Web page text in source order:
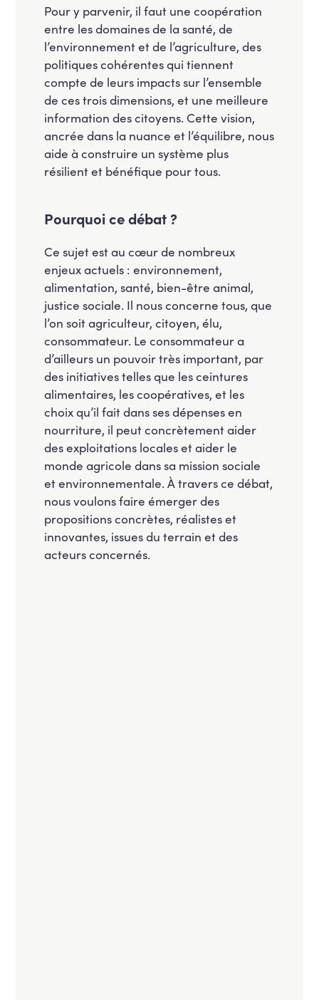
Pour y parvenir, il faut une coopération
entre les domaines de la santé, de
l’environnement et de l’agriculture, des
politiques cohérentes qui tiennent
compte de leurs impacts sur l’ensemble
de ces trois dimensions, et une meilleure
information des citoyens. Cette vision,
ancrée dans la nuance et l’équilibre, nous
aide à construire un système plus
résilient et bénéfique pour tous.
Pourquoi ce débat ?
Ce sujet est au cœur de nombreux
enjeux actuels : environnement,
alimentation, santé, bien-être animal,
justice sociale. Il nous concerne tous, que
l’on soit agriculteur, citoyen, élu,
consommateur. Le consommateur a
d’ailleurs un pouvoir très important, par
des initiatives telles que les ceintures
alimentaires, les coopératives, et les
choix qu’il fait dans ses dépenses en
nourriture, il peut concrètement aider
des exploitations locales et aider le
monde agricole dans sa mission sociale
et environnementale. À travers ce débat,
nous voulons faire émerger des
propositions concrètes, réalistes et
innovantes, issues du terrain et des
acteurs concernés.